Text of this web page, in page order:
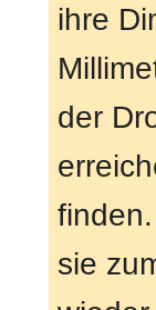
ihre
der
sie